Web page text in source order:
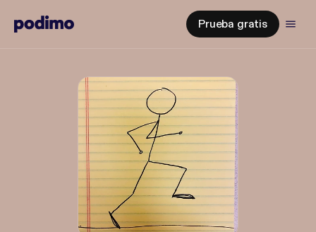
Prueba gratis